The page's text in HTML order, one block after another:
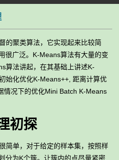
类算法，它实现起来比较简
很广泛。K-Means算法有大量的变
算法讲起，在其基础上讲述K-
始化优化K-Means++, 距离计算优
情况下的优化Mini Batch K-Means
初探
，对于给定的样本集，按照样
分为K个簇。让簇内的点尽量紧密